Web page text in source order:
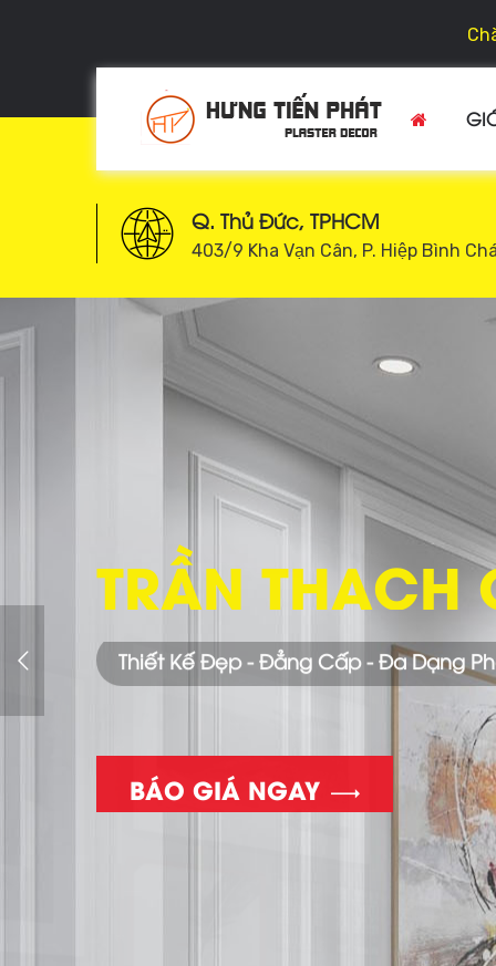
Q. Thủ Đức, TPHCM
403/9 Kha Vạn Cân, P. Hiệp Bình